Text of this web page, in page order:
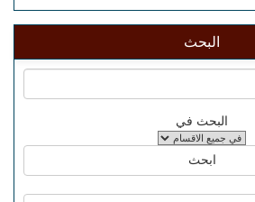
البحث
البحث في